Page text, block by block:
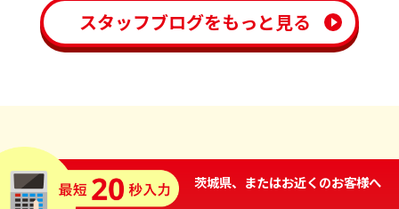
スタッフブログをもっと見る
茨城県、またはお近くのお客様へ